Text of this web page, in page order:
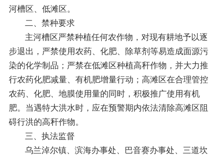
河槽区、低滩区。
二、禁种要求
主河槽区严禁种植任何农作物，对现有耕地予以逐
步退出，严禁使用农药、化肥、除草剂等易造成面源污
染的化学制品；严禁在低滩区种植高秆作物，并大力推
行农药化肥减量、有机肥增量行动；高滩区在合理管控
农药、化肥、地膜使用量的同时，积极推广使用有机
肥。当遇特大洪水时，应在预警期内依法清除高滩区阻
碍行洪的高秆作物。
三、执法监督
乌兰淖尔镇、滨海办事处、巴音赛办事处、三道坎